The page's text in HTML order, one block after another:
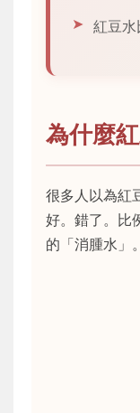
紅豆水
為什麼
很多人以為紅
好。錯了。比
的「消腫水」。